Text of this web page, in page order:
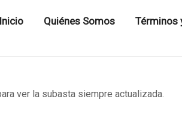
Inicio Quiénes Somos Términos
ver la subasta siempre actualizada.